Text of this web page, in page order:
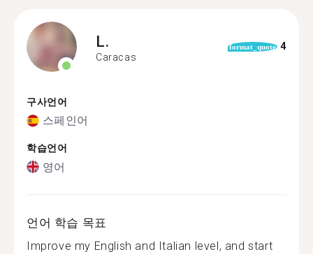
L.
Caracas
format_quote 4
구사언어
스페인어
학습언어
영어
언어 학습 목표
Improve my English and Italian level, and start